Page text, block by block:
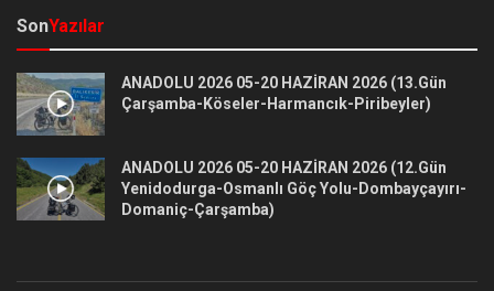
SonYazılar
ANADOLU 2026 05-20 HAZİRAN 2026 (13.Gün
Çarşamba-Köseler-Harmancık-Piribeyler)
ANADOLU 2026 05-20 HAZİRAN 2026 (12.Gün
Yenidodurga-Osmanlı Göç Yolu-Dombayçayırı-
Domaniç-Çarşamba)